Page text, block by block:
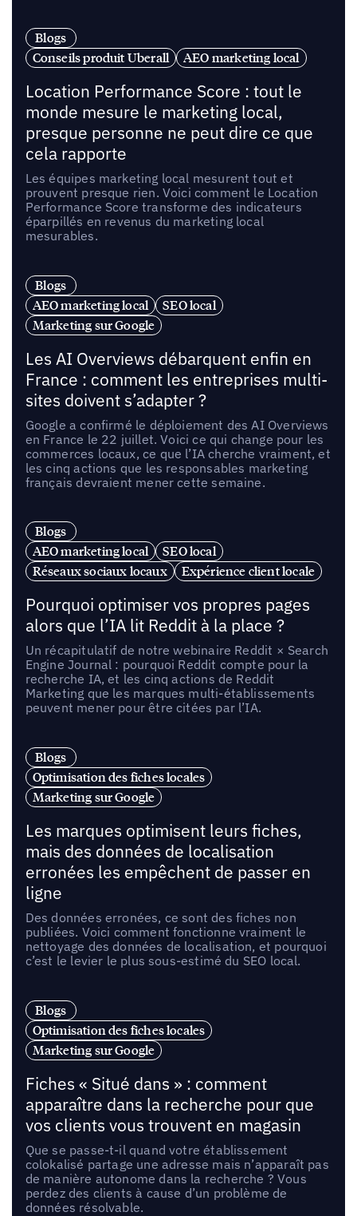
Blogs
Conseils produit Uberall
AEO marketing local
Location Performance Score : tout le
monde mesure le marketing local,
presque personne ne peut dire ce que
cela rapporte
Les équipes marketing local mesurent tout et
prouvent presque rien. Voici comment le Location
Performance Score transforme des indicateurs
éparpillés en revenus du marketing local
mesurables.
Blogs
AEO marketing local
SEO local
Marketing sur Google
Les AI Overviews débarquent enfin en
France : comment les entreprises multi-
sites doivent s’adapter ?
Google a confirmé le déploiement des AI Overviews
en France le 22 juillet. Voici ce qui change pour les
commerces locaux, ce que l’IA cherche vraiment, et
les cinq actions que les responsables marketing
français devraient mener cette semaine.
Blogs
AEO marketing local
SEO local
Réseaux sociaux locaux
Expérience client locale
Pourquoi optimiser vos propres pages
alors que l’IA lit Reddit à la place ?
Un récapitulatif de notre webinaire Reddit × Search
Engine Journal : pourquoi Reddit compte pour la
recherche IA, et les cinq actions de Reddit
Marketing que les marques multi-établissements
peuvent mener pour être citées par l’IA.
Blogs
Optimisation des fiches locales
Marketing sur Google
Les marques optimisent leurs fiches,
mais des données de localisation
erronées les empêchent de passer en
ligne
Des données erronées, ce sont des fiches non
publiées. Voici comment fonctionne vraiment le
nettoyage des données de localisation, et pourquoi
c’est le levier le plus sous-estimé du SEO local.
Blogs
Optimisation des fiches locales
Marketing sur Google
Fiches « Situé dans » : comment
apparaître dans la recherche pour que
vos clients vous trouvent en magasin
Que se passe-t-il quand votre établissement
colokalisé partage une adresse mais n’apparaît pas
de manière autonome dans la recherche ? Vous
perdez des clients à cause d’un problème de
données résolvable.